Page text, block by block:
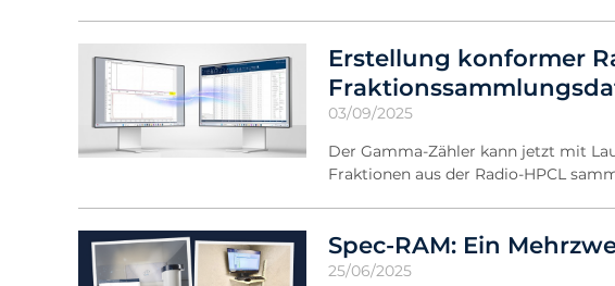
Erstellung konformer
03/09/2025
Der Gamma-Zähler kann jetzt mit
Fraktionen aus der Radio-HPCL
Spec-RAM: Ein
25/06/2025